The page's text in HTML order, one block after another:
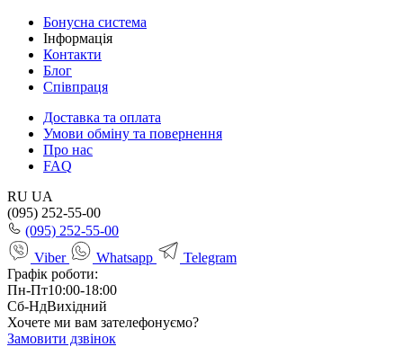
Бонусна система
Інформація
Контакти
Блог
Співпраця
Доставка та оплата
Умови обміну та повернення
Про нас
FAQ
RU UA
(095) 252-55-00
(095) 252-55-00
Viber
Whatsapp
Telegram
Графік роботи:
Пн-Пт10:00-18:00
Сб-НдВихідний
Хочете ми вам зателефонуємо?
Замовити дзвінок